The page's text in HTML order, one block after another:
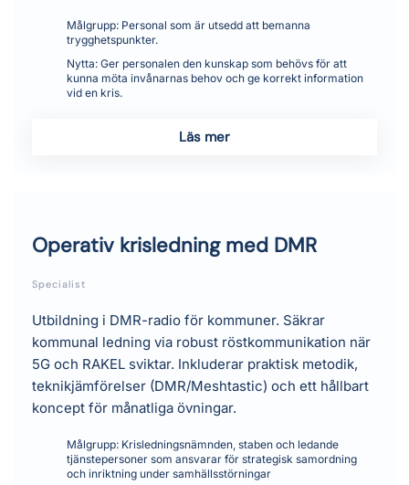
Målgrupp:Personal som är utsedd att bemanna
trygghetspunkter.
Nytta:Ger personalen den kunskap som behövs för att
kunna möta invånarnas behov och ge korrekt information
vid en kris.
Läs mer
Operativ krisledning med DMR
Specialist
Utbildning i DMR-radio för kommuner. Säkrar
kommunal ledning via robust röstkommunikation när
5G och RAKEL sviktar. Inkluderar praktisk metodik,
teknikjämförelser (DMR/Meshtastic) och ett hållbart
koncept för månatliga övningar.
Målgrupp:Krisledningsnämnden, staben och ledande
tjänstepersoner som ansvarar för strategisk samordning
och inriktning under samhällsstörningar